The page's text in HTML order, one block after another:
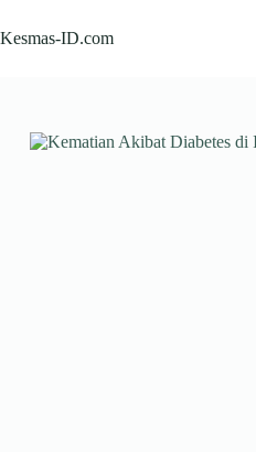
to
content
Kesmas-ID.com